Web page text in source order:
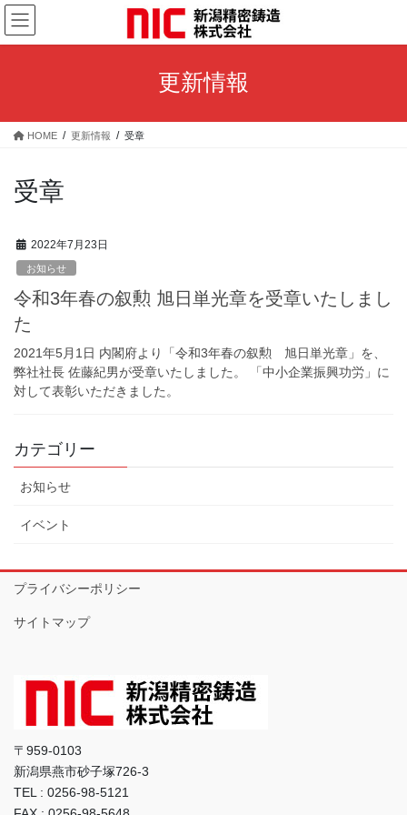
コ
ン
テ
ス
ナ
ビ
ゲ
ン
更新情報
HOME 更新情報 受章
受章
2022年7月23日
お知らせ
令和3年春の叙勲 旭日単光章を受章いたしまし
た
2021年5月1日 内閣府より「令和3年春の叙勲 旭日単光章」を、
弊社社長 佐藤紀男が受章いたしました。 「中小企業振興功労」に
対して表彰いただきました。
カテゴリー
お知らせ
イベント
プライバシーポリシー
サイトマップ
〒959-0103
新潟県燕市砂子塚726-3
TEL : 0256-98-5121